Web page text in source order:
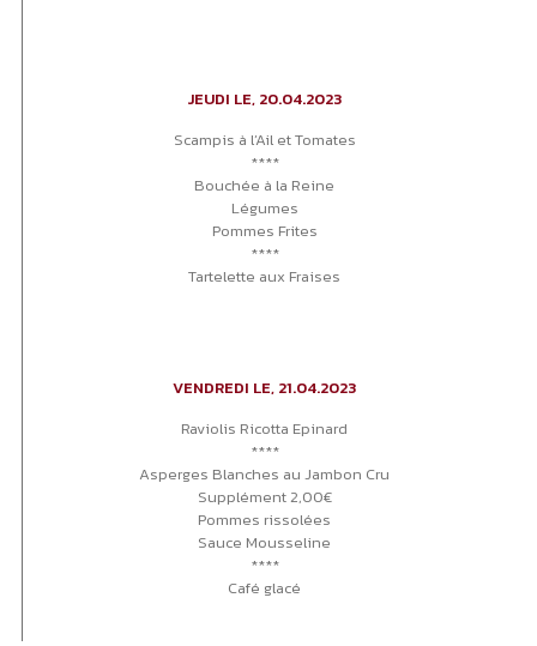
JEUDI LE, 20.04.2023
Scampis à l’Ail et Tomates
****
Bouchée à la Reine
Légumes
Pommes Frites
****
Tartelette aux Fraises
VENDREDI LE, 21.04.2023
Raviolis Ricotta Epinard
****
Asperges Blanches au Jambon Cru
Supplément 2,00€
Pommes rissolées
Sauce Mousseline
****
Café glacé